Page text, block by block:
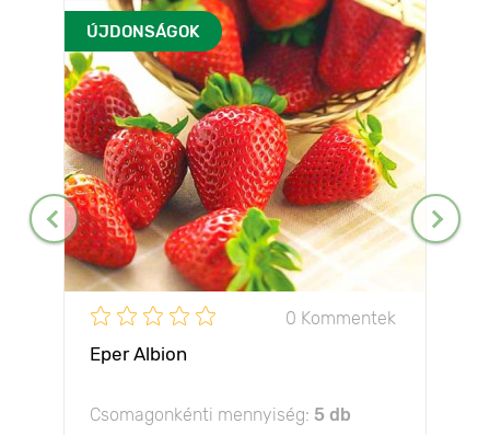
ÚJDONSÁGOK
0 Kommentek
Eper Albion
Csomagonkénti mennyiség: 5 db